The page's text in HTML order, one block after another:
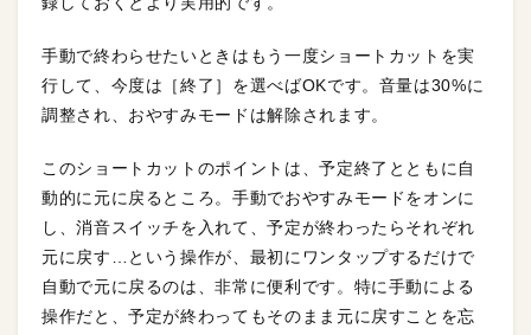
手動で終わらせたいときはもう一度ショートカットを実
行して、今度は［終了］を選べばOKです。音量は30%に
調整され、おやすみモードは解除されます。
このショートカットのポイントは、予定終了とともに自
動的に元に戻るところ。手動でおやすみモードをオンに
し、消音スイッチを入れて、予定が終わったらそれぞれ
元に戻す…という操作が、最初にワンタップするだけで
自動で元に戻るのは、非常に便利です。特に手動による
操作だと、予定が終わってもそのまま元に戻すことを忘